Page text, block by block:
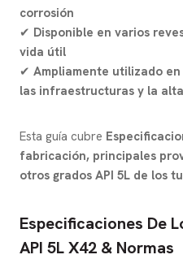
corrosión
✔ Disponible en varios
vida útil
✔ Ampliamente utilizado
las infraestructuras y la
Esta guía cubre
fabricación, principales
otros grados API 5L de los
Especificaciones De
API 5L X42 & Normas